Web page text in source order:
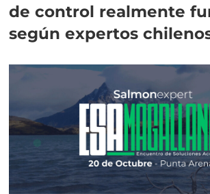
de control realmente
según expertos